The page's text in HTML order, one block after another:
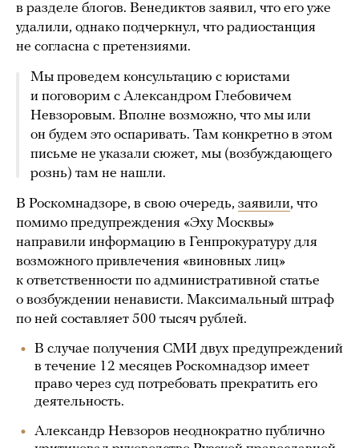
в разделе блогов. Венедиктов заявил, что его уже
удалили, однако подчеркнул, что радиостанция
не согласна с претензиями.
Мы проведем консультацию с юристами
и поговорим с Александром Глебовичем
Невзоровым. Вполне возможно, что мы или
он будем это оспаривать. Там конкретно в этом
письме не указали сюжет, мы (возбуждающего
рознь) там не нашли.
В Роскомнадзоре, в свою очередь, заявили, что
помимо предупреждения «Эху Москвы»
направили информацию в Генпрокуратуру для
возможного привлечения «виновных лиц»
к ответственности по административной статье
о возбуждении ненависти. Максимальный штраф
по ней составляет 500 тысяч рублей.
В случае получения СМИ двух предупреждений
в течение 12 месяцев Роскомнадзор имеет
право через суд потребовать прекратить его
деятельность.
Александр Невзоров неоднократно публично